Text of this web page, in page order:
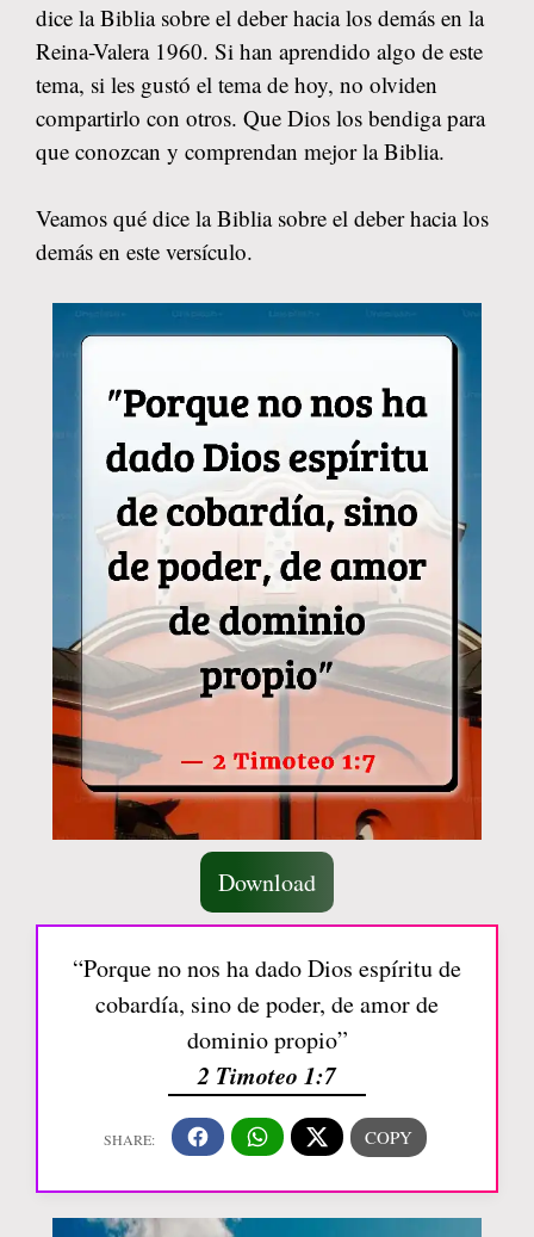
dice la Biblia sobre el deber hacia los demás en la
Reina-Valera 1960. Si han aprendido algo de este
tema, si les gustó el tema de hoy, no olviden
compartirlo con otros. Que Dios los bendiga para
que conozcan y comprendan mejor la Biblia.
Veamos qué dice la Biblia sobre el deber hacia los
demás en este versículo.
Download
“Porque no nos ha dado Dios espíritu de
cobardía, sino de poder, de amor de
dominio propio”
2 Timoteo 1:7